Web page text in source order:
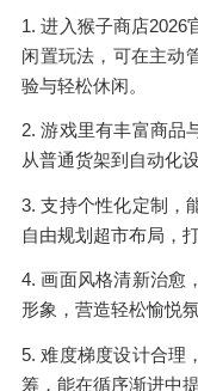
1. 进入猴子商店2026
闲置玩法，可在主动
验与轻松休闲。
2. 游戏里有丰富商品
从普通货架到自动化
3. 支持个性化定制，
自由规划超市布局，
4. 画面风格清新治愈
形象，营造轻松愉悦
5. 难度梯度设计合理
筹，能在循序渐进中